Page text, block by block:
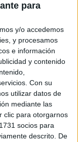
para
y/o accedemos
y procesamos
e información
y contenido
Con su
utilizar datos de
mediante las
clic para otorgarnos
socios para
descrito. De
palabras
PDF Tablero
Primaria,
como:
,FORMAR,